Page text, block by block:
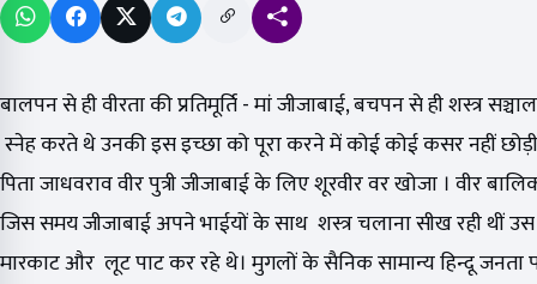
बालपन से ही वीरता की प्रतिमूर्ति - मां जीजाबाई, बचपन से ही शस्त्र
स्नेह करते थे उनकी इस इच्छा को पूरा करने में कोई कोई कसर नहीं
पिता जाधवराव वीर पुत्री जीजाबाई के लिए शूरवीर वर खोजा । वीर
जिस समय जीजाबाई अपने भाईयों के साथ शस्त्र चलाना सीख रही थीं
मारकाट और लूट पाट कर रहे थे। मुगलों के सैनिक सामान्य हिन्दू